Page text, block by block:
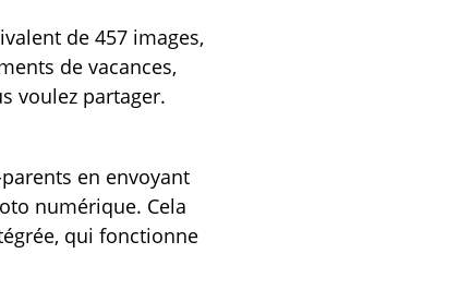
de 457 images,
de vacances,
voulez partager.
en envoyant
numérique. Cela
qui fonctionne